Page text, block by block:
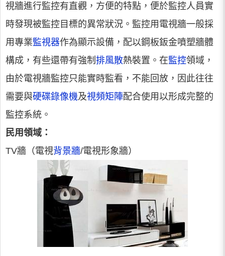
視牆進行監控有直觀，方便的特點，便於監控人員實
時發現被監控目標的異常狀況。監控用電視牆一般採
用專業監視器作為顯示設備，配以鋼板鈑金噴塑牆體
構成，有些還帶有強制 排風散熱裝置。在監控領域，
由於電視牆監控只能實時監看，不能回放，因此往往
需要與硬碟錄像機及視頻矩陣配合使用以形成完整的
監控系統。
民用領域：
TV牆（電視背景牆/電視形象牆）